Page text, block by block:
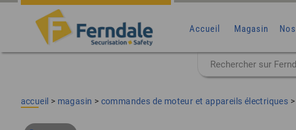
Accueil Magasin
accueil > magasin > commandes de moteur et appareils électriques >